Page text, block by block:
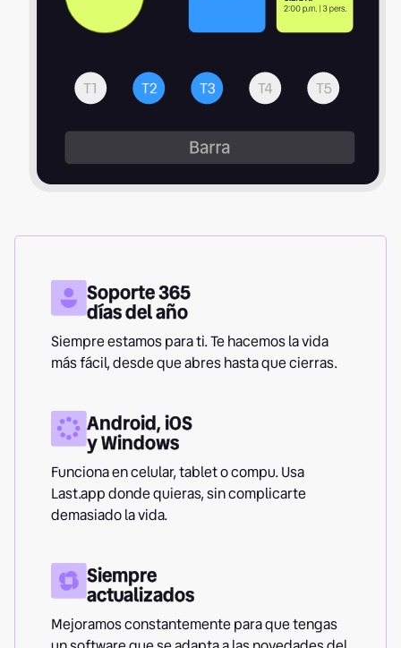
Soporte 365
días del año
Siempre estamos para ti. Te hacemos la vida
más fácil, desde que abres hasta que cierras.
Android, iOS
y Windows
Funciona en celular, tablet o compu. Usa
Last.app donde quieras, sin complicarte
demasiado la vida.
Siempre
actualizados
Mejoramos constantemente para que tengas